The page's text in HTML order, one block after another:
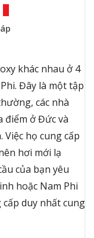
khác nhau ở 4
Đây là một tập
các nhà
điểm ở Đức và
Việc họ cung cấp
hơi mới lạ
của bạn yêu
hoặc Nam Phi
duy nhất cung